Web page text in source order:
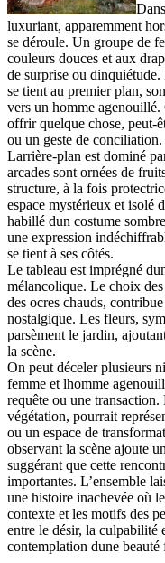
luxuriant, apparemment
se déroule. Un groupe de
couleurs douces et aux
de surprise ou
se tient au premier plan,
vers un homme
offrir quelque chose, peut-
ou un geste de conciliation.
Larrière-plan est dominé
arcades sont ornées de
structure, à la fois
espace mystérieux et isolé
habillé dun costume
une expression
se tient à ses côtés.
Le tableau est imprégné
mélancolique. Le choix
des ocres chauds,
nostalgique. Les fleurs,
parsèment le jardin,
la scène.
On peut déceler plusieurs
femme et lhomme
requête ou une
végétation, pourrait
ou un espace de
observant la scène ajoute
suggérant que cette
importantes. L’ensemble
une histoire inachevée où
contexte et les motifs des
entre le désir, la culpabilité
contemplation dune beauté